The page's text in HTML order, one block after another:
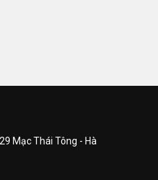
Mạc Thái Tông - Hà